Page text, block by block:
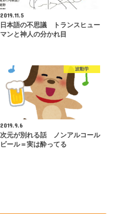
2019.11.5
日本語の不思議 トランスヒュー
マンと神人の分かれ目
波動学
2019.9.6
次元が別れる話 ノンアルコール
ビール＝実は酔ってる